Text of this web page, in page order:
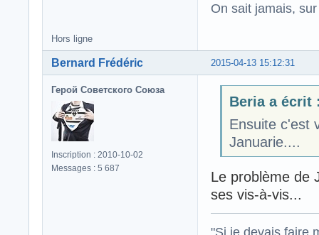
On sait jamais,
Hors ligne
2015-04-13 15:12:31
Bernard Frédéric
Герой Советского Союза
Inscription : 2010-10-02
Messages : 5 687
Beria a écrit
Ensuite c'est
Januarie....
Le problème de
ses vis-à-vis...